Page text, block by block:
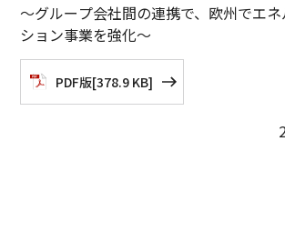
～グループ会社間の連携で、欧州でエ
ション事業を強化～
PDF版[378.9 KB]